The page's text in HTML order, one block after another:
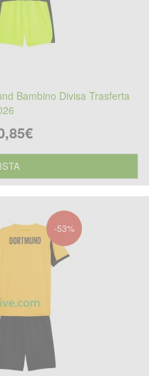
Bambino Divisa Trasferta
-53%